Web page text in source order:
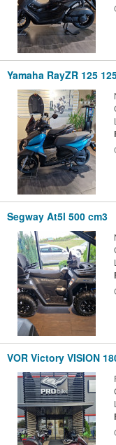
Yamaha RayZR 125
Segway At5l 500 cm3
VOR Victory VISION